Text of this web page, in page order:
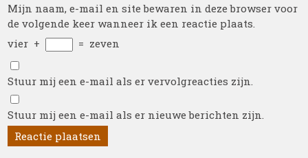
Mijn naam, e-mail en site bewaren in deze browser voor
de volgende keer wanneer ik een reactie plaats.
vier + = zeven
Stuur mij een e-mail als er vervolgreacties zijn.
Stuur mij een e-mail als er nieuwe berichten zijn.